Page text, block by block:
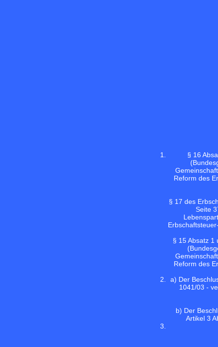
§ 16
Reform des
§ 17 des
Seite
§ 15 Absatz 1
Reform des
a) Der
1041/03 -
b) Der
Artikel 3